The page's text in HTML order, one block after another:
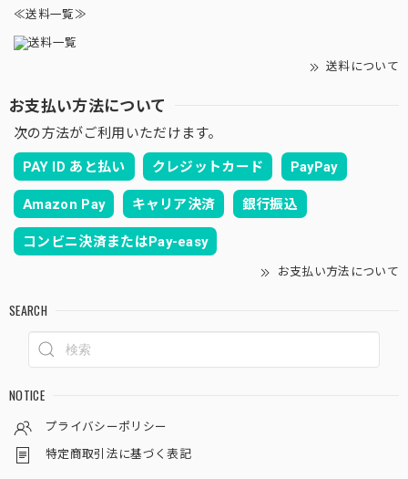
≪送料一覧≫
送料について
お支払い方法について
次の方法がご利用いただけます。
PAY ID あと払い クレジットカード PayPay
Amazon Pay キャリア決済 銀行振込
コンビニ決済またはPay-easy
お支払い方法について
SEARCH
NOTICE
プライバシーポリシー
特定商取引法に基づく表記